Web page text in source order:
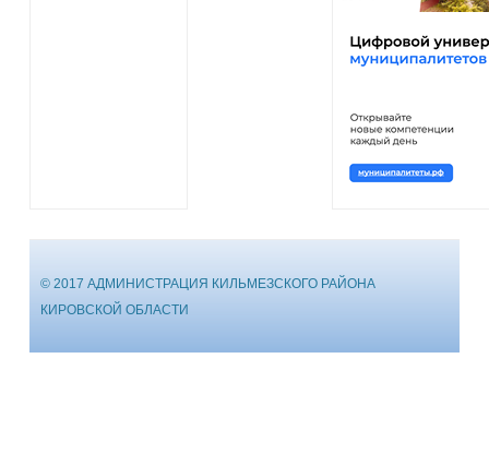
© 2017 АДМИНИСТРАЦИЯ КИЛЬМЕЗСКОГО РАЙОНА
КИРОВСКОЙ ОБЛАСТИ